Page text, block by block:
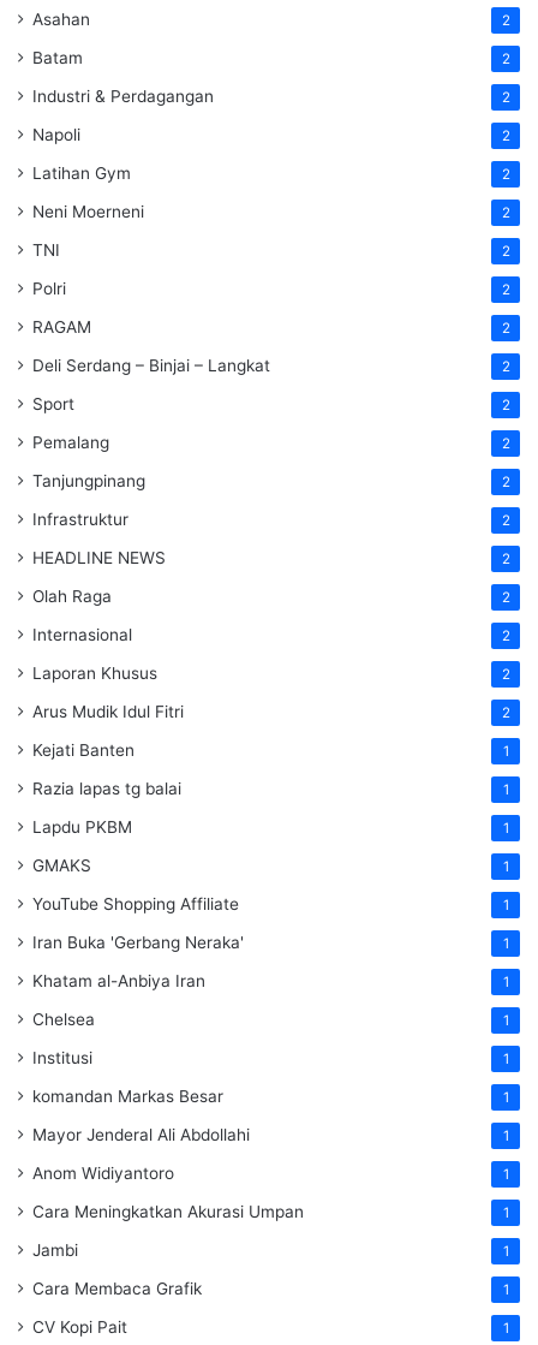
Asahan 2
Batam 2
Industri & Perdagangan 2
Napoli 2
Latihan Gym 2
Neni Moerneni 2
TNI 2
Polri 2
RAGAM 2
Deli Serdang – Binjai – Langkat 2
Sport 2
Pemalang 2
Tanjungpinang 2
Infrastruktur 2
HEADLINE NEWS 2
Olah Raga 2
Internasional 2
Laporan Khusus 2
Arus Mudik Idul Fitri 2
Kejati Banten 1
Razia lapas tg balai 1
Lapdu PKBM 1
GMAKS 1
YouTube Shopping Affiliate 1
Iran Buka 'Gerbang Neraka' 1
Khatam al-Anbiya Iran 1
Chelsea 1
Institusi 1
komandan Markas Besar 1
Mayor Jenderal Ali Abdollahi 1
Anom Widiyantoro 1
Cara Meningkatkan Akurasi Umpan 1
Jambi 1
Cara Membaca Grafik 1
CV Kopi Pait 1